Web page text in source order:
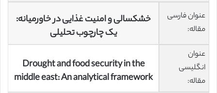
عنوان فارسی
مقاله:
خشکسالی و امنیت غذایی در خاورمیانه:
یک چارچوب تحلیلی
عنوان
انگلیسی
مقاله:
Drought and food security in the
middle east: An analytical framework